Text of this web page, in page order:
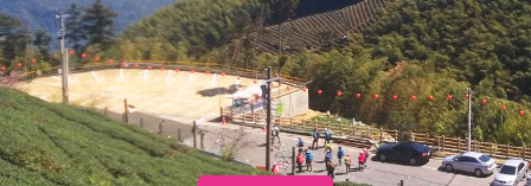
特別企劃
離島
國外旅遊